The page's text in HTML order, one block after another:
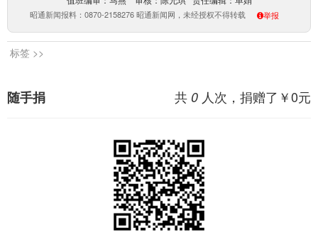
昭通新闻报料：0870-2158276 昭通新闻网，未经授权不得转载 举报
标签 >>
共 0 人次，捐赠了￥0元
随手捐